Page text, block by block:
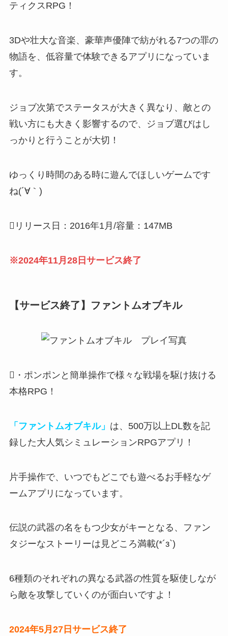
ティクスRPG！
3Dや壮大な音楽、豪華声優陣で紡がれる7つの罪の
物語を、低容量で体験できるアプリになっていま
す。
ジョブ次第でステータスが大きく異なり、敵との
戦い方にも大きく影響するので、ジョブ選びはし
っかりと行うことが大切！
ゆっくり時間のある時に遊んでほしいゲームです
ね(´∀｀)
リリース日：2016年1月/容量：147MB
※2024年11月28日サービス終了
【サービス終了】ファントムオブキル
・ポンポンと簡単操作で様々な戦場を駆け抜ける
本格RPG！
「ファントムオブキル」 は、500万以上DL数を記
録した大人気シミュレーションRPGアプリ！
片手操作で、いつでもどこでも遊べるお手軽なゲ
ームアプリになっています。
伝説の武器の名をもつ少女がキーとなる、ファン
タジーなストーリーは見どころ満載(*´з`)
6種類のそれぞれの異なる武器の性質を駆使しなが
ら敵を攻撃していくのが面白いですよ！
2024年5月27日サービス終了